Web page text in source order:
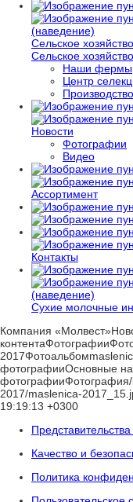
Сельское хозяйство
Сельское хозяйство
Наши фермы
Центр
Новости
Фотографии
Видео
Ассортимент
Контакты
Сухие молочные
Компания
фотографииОсновные
2017/maslenica-
19:19:13 +0300
Качество и
Политика